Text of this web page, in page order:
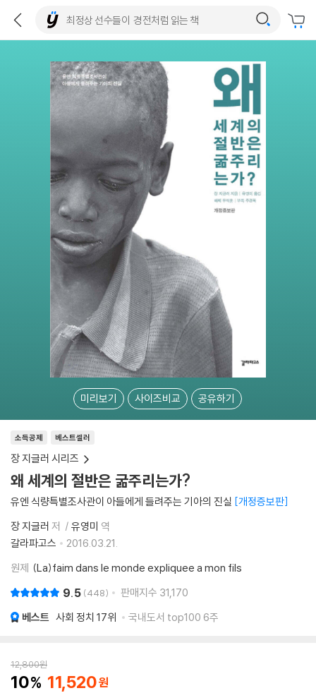
미리보기 사이즈비교 공유하기
소득공제 베스트셀러
장 지글러 시리즈
왜 세계의 절반은 굶주리는가?
유엔 식량특별조사관이 아들에게 들려주는 기아의 진실 개정증보판
장 지글러 저 유영미 역
갈라파고스
2016.03.21.
원제 (La)faim dans le monde expliquee a mon fils
9.5 448 판매지수 31,170
베스트 사회 정치 17위 국내도서 top100 6주
12,800원
10 11,520